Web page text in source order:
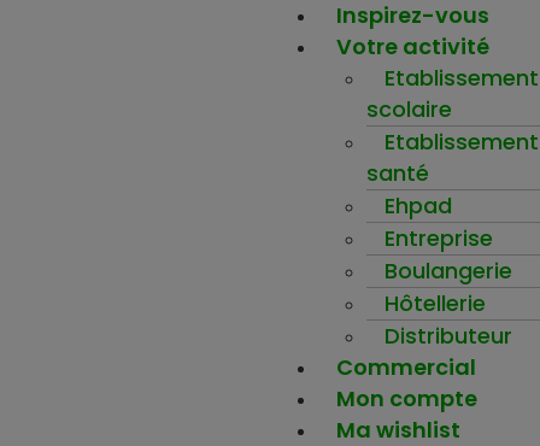
Inspirez-vous
Votre activité
Etablissement
scolaire
santé
Ehpad
Entreprise
Boulangerie
Hôtellerie
Distributeur
Commercial
Mon compte
Ma wishlist